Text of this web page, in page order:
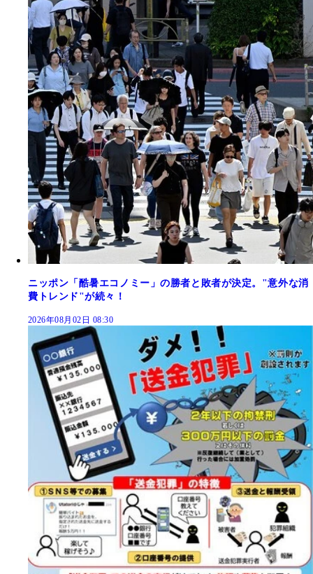
ニッポン「酷暑エコノミー」の勝者と敗者が決定。"意外な消
費トレンド"が続々！
2026年08月02日 08:30